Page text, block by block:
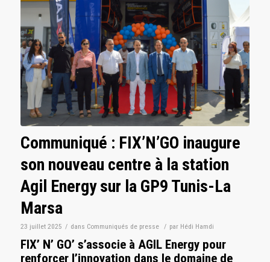
Communiqué : FIX’N’GO inaugure
son nouveau centre à la station
Agil Energy sur la GP9 Tunis-La
Marsa
23 juillet 2025 / dans Communiqués de presse / par Hédi Hamdi
FIX’ N’ GO’ s’associe à AGIL Energy pour
renforcer l’innovation dans le domaine de